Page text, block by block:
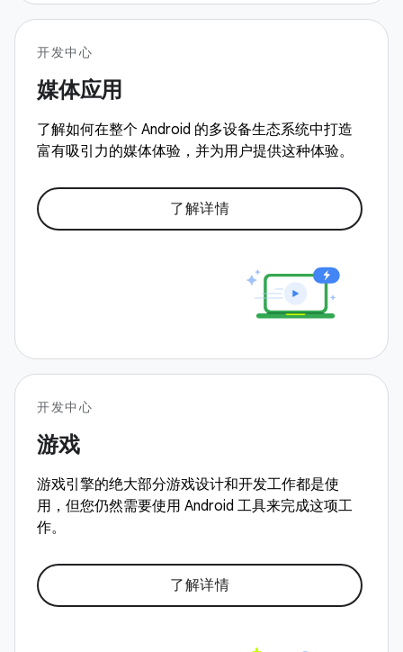
开发中心
媒体应用
了解如何在整个 Android 的多设备生态系统中打造
富有吸引力的媒体体验，并为用户提供这种体验。
了解详情
开发中心
游戏
游戏引擎的绝大部分游戏设计和开发工作都是使
用，但您仍然需要使用 Android 工具来完成这项工
作。
了解详情